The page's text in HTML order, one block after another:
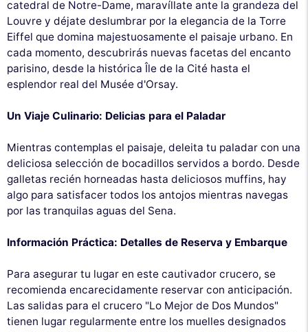
catedral de Notre-Dame, maravíllate ante la grandeza del
Louvre y déjate deslumbrar por la elegancia de la Torre
Eiffel que domina majestuosamente el paisaje urbano. En
cada momento, descubrirás nuevas facetas del encanto
parisino, desde la histórica Île de la Cité hasta el
esplendor real del Musée d'Orsay.
Un Viaje Culinario: Delicias para el Paladar
Mientras contemplas el paisaje, deleita tu paladar con una
deliciosa selección de bocadillos servidos a bordo. Desde
galletas recién horneadas hasta deliciosos muffins, hay
algo para satisfacer todos los antojos mientras navegas
por las tranquilas aguas del Sena.
Información Práctica: Detalles de Reserva y Embarque
Para asegurar tu lugar en este cautivador crucero, se
recomienda encarecidamente reservar con anticipación.
Las salidas para el crucero "Lo Mejor de Dos Mundos"
tienen lugar regularmente entre los muelles designados